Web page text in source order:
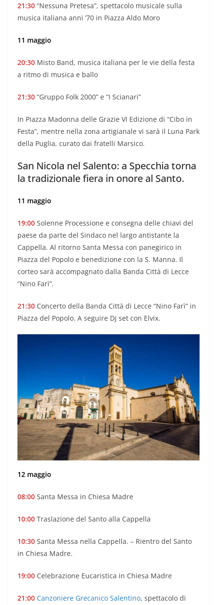
21:30 “Nessuna Pretesa”, spettacolo musicale sulla
musica italiana anni ’70 in Piazza Aldo Moro
11 maggio
20:30 Misto Band, musica italiana per le vie della festa
a ritmo di musica e ballo
21:30 “Gruppo Folk 2000” e “I Scianari”
In Piazza Madonna delle Grazie VI Edizione di “Cibo in
Festa”, mentre nella zona artigianale vi sarà il Luna Park
della Puglia, curato dai fratelli Marsico.
San Nicola nel Salento: a Specchia torna
la tradizionale fiera in onore al Santo.
11 maggio
19:00 Solenne Processione e consegna delle chiavi del
paese da parte del Sindaco nel largo antistante la
Cappella. Al ritorno Santa Messa con panegirico in
Piazza del Popolo e benedizione con la S. Manna. Il
corteo sarà accompagnato dalla Banda Città di Lecce
“Nino Farì”.
21:30 Concerto della Banda Città di Lecce “Nino Farì” in
Piazza del Popolo. A seguire Dj set con Elvix.
12 maggio
08:00 Santa Messa in Chiesa Madre
10:00 Traslazione del Santo alla Cappella
10:30 Santa Messa nella Cappella. – Rientro del Santo
in Chiesa Madre.
19:00 Celebrazione Eucaristica in Chiesa Madre
21:00 Canzoniere Grecanico Salentino, spettacolo di